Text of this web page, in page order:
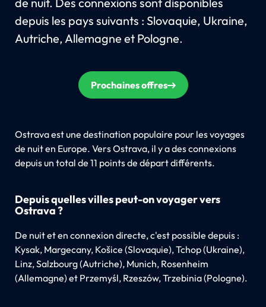
depuis les pays suivants : Slovaquie, Ukraine,
Autriche, Allemagne et Pologne.
Prochaines offres
Ostrava est une destination populaire pour les voyages
de nuit en Europe. Vers Ostrava, il y a des connexions
depuis un total de 11 points de départ différents.
Depuis quelles villes peut-on voyager vers
Ostrava ?
De nuit et en connexion directe, c'est possible depuis :
Kysak, Margecany, Košice (Slovaquie), Tchop (Ukraine),
Linz, Salzbourg (Autriche), Munich, Rosenheim
(Allemagne) et Przemyśl, Rzeszów, Trzebinia (Pologne).